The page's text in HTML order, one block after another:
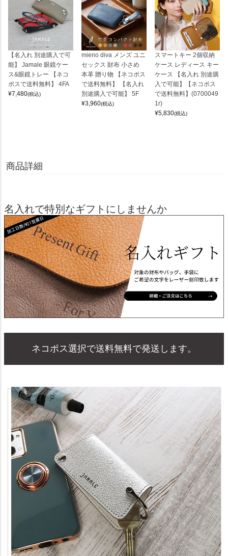
【名入れ 別途購入で可
能】 Jamale 眼鏡ケー
ス&眼鏡トレー 【ネコ
ポスで送料無料】 4FA
¥7,480(税込)
mieno diva メンズ ユニ
セックス 財布 小さめ
本革 贈り物 【ネコポス
で送料無料】 【名入れ
別途購入で可能】 5F
¥3,960(税込)
スマートキー 2個収納
ケース レディース キー
ケース 【名入れ 別途購
入で可能】【ネコポス
で送料無料】(0700049
1r)
¥5,830(税込)
商品詳細
名入れで特別なギフトにしませんか
ネコポス選択で送料無料で発送します。